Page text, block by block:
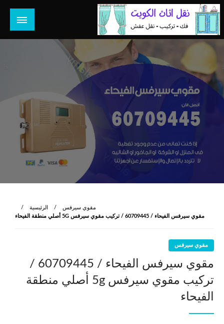
التخطي
إلى
المحتوى
هل تبحث
هل تبحث عن أفضل خدمات بالكويت؟ خدمة فك نقل تركيب صيانة
تصليح جميع الخدمات المنزلية في الكويت
الرئيسية
مقوي سيرفس
مقوي سيرفس الفيحاء / 60709445 / تركيب مقوي سيرفس 5G أصلي منطقة الفيحاء
مقوي سيرفس
مقوي سيرفس الفيحاء / 60709445 /
تركيب مقوي سيرفس 5g أصلي منطقة
الفيحاء